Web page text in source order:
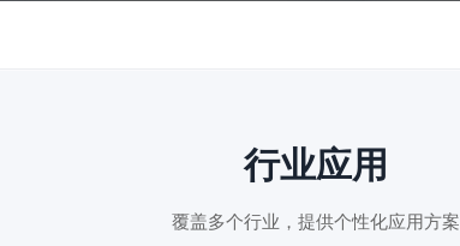
行业应用
覆盖多个行业，提供个性化应用方案